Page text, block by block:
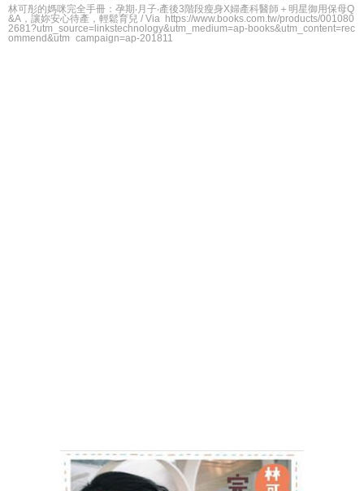
林可彤的媽咪完全手冊：孕期‧月子‧產後3階段瘦身X婦產科醫師＋明星御用保母Q
&A，讓妳安心待產，輕鬆育兒 / Via https://www.books.com.tw/products/001080
2681?utm_source=linkstechnology&utm_medium=ap-books&utm_content=rec
ommend&utm_campaign=ap-201811